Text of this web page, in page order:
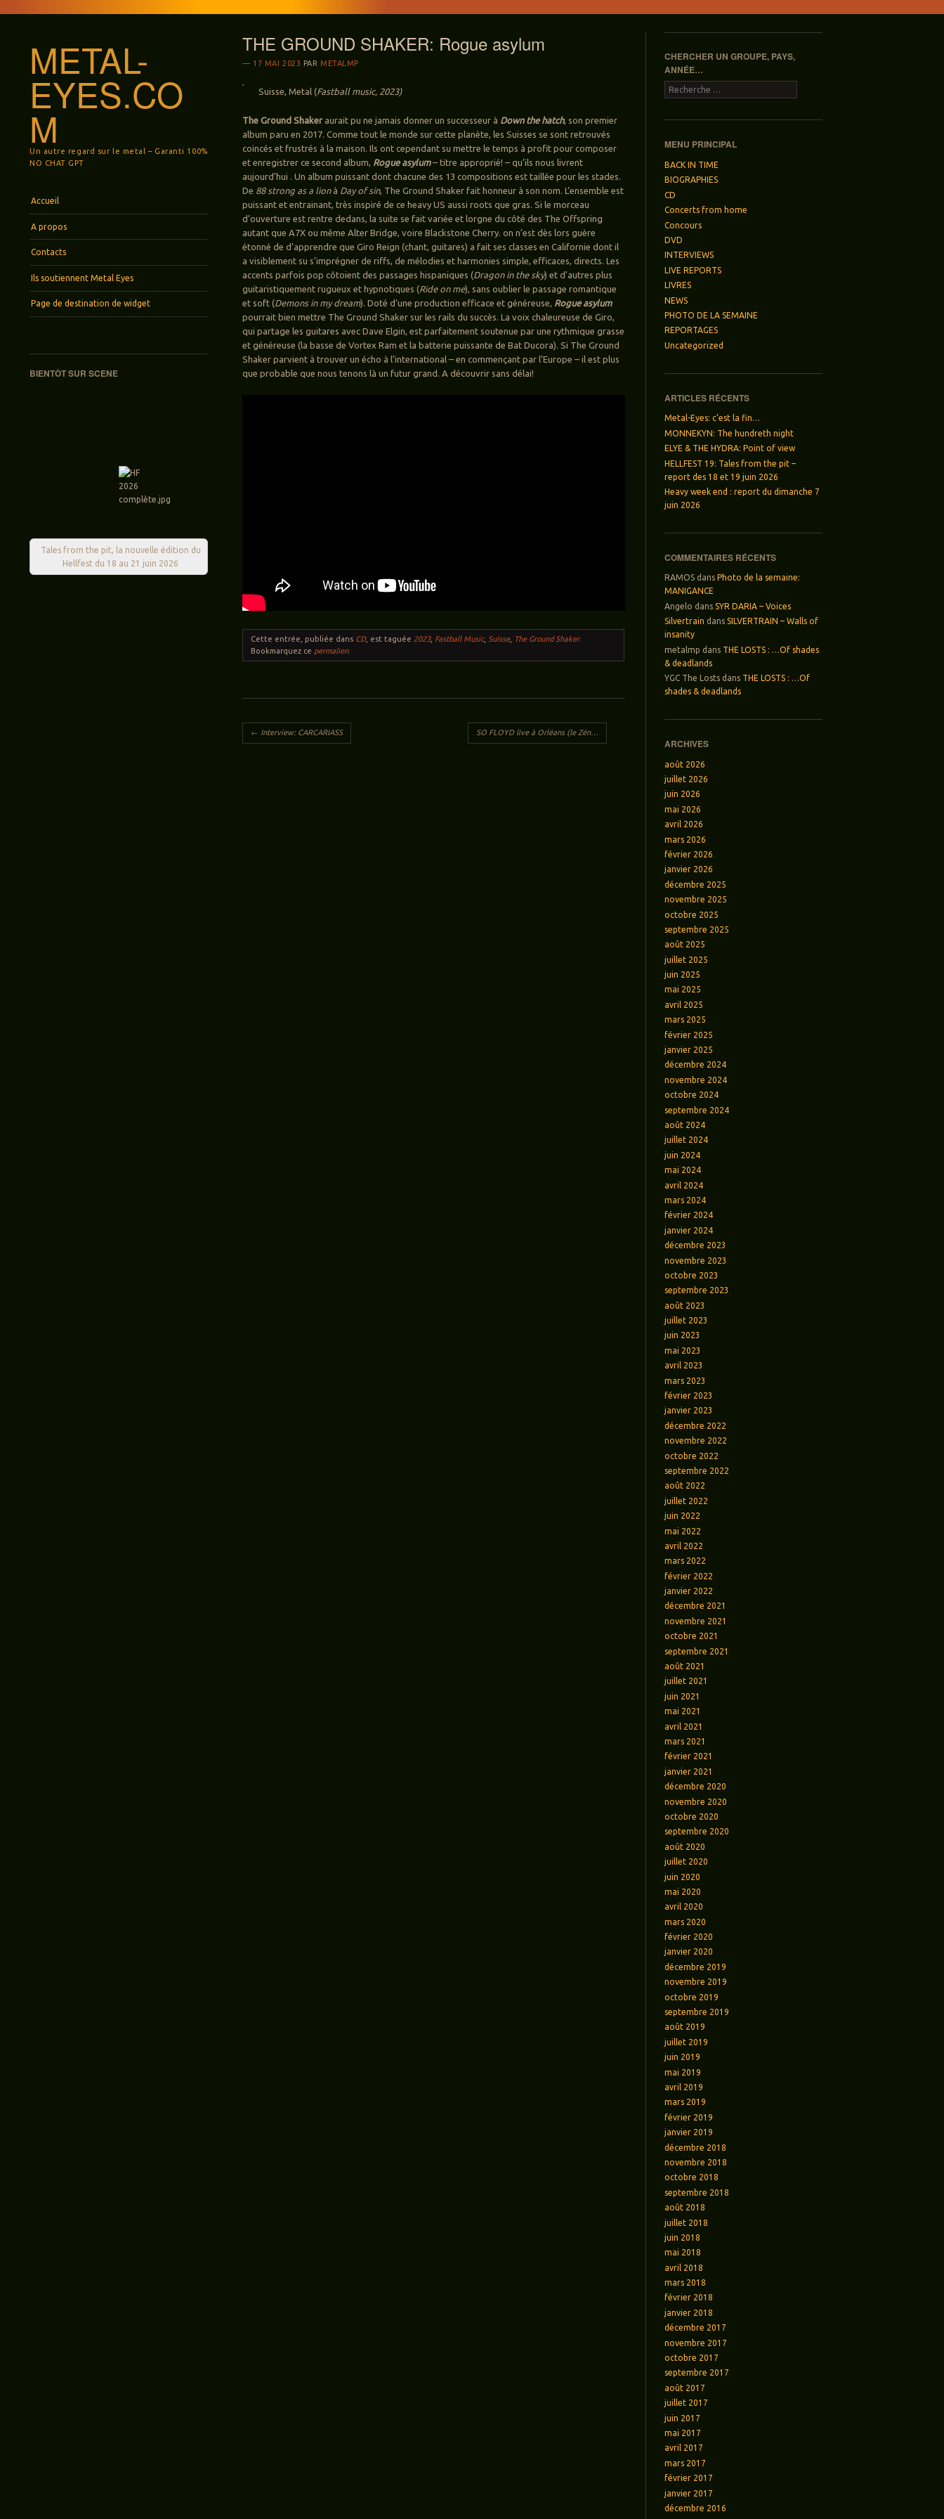
METAL-
EYES.CO
M
Un autre regard sur le metal – Garanti 100%
NO CHAT GPT
Aller au contenu principal
Accueil
A propos
Contacts
Ils soutiennent Metal Eyes
Page de destination de widget
BIENTÔT SUR SCENE
Tales from the pit, la nouvelle édition du
Hellfest du 18 au 21 juin 2026
THE GROUND SHAKER: Rogue asylum
17 MAI 2023 PAR METALMP
Suisse, Metal (Fastball music, 2023)
The Ground Shaker aurait pu ne jamais donner un successeur à Down the hatch, son premier
album paru en 2017. Comme tout le monde sur cette planète, les Suisses se sont retrouvés
coincés et frustrés à la maison. Ils ont cependant su mettre le temps à profit pour composer
et enregistrer ce second album, Rogue asylum– titre approprié! – qu’ils nous livrent
aujourd’hui . Un album puissant dont chacune des 13 compositions est taillée pour les stades.
De 88 strong as a lion à Day of sin, The Ground Shaker fait honneur à son nom. L’ensemble est
puissant et entrainant, très inspiré de ce heavy US aussi roots que gras. Si le morceau
d’ouverture est rentre dedans, la suite se fait variée et lorgne du côté des The Offspring
autant que A7X ou même Alter Bridge, voire Blackstone Cherry. on n’est dès lors guère
étonné de d’apprendre que Giro Reign (chant, guitares) a fait ses classes en Californie dont il
a visiblement su s’imprégner de riffs, de mélodies et harmonies simple, efficaces, directs. Les
accents parfois pop côtoient des passages hispaniques (Dragon in the sky) et d’autres plus
guitaristiquement rugueux et hypnotiques (Ride on me), sans oublier le passage romantique
et soft (Demons in my dream). Doté d’une production efficace et généreuse, Rogue asylum
pourrait bien mettre The Ground Shaker sur les rails du succès. La voix chaleureuse de Giro,
qui partage les guitares avec Dave Elgin, est parfaitement soutenue par une rythmique grasse
et généreuse (la basse de Vortex Ram et la batterie puissante de Bat Ducora). Si The Ground
Shaker parvient à trouver un écho à l’international – en commençant par l’Europe – il est plus
que probable que nous tenons là un futur grand. A découvrir sans délai!
Cette entrée, publiée dans CD, est taguée 2023, Fastball Music, Suisse, The Ground Shaker.
Bookmarquez ce permalien.
Navigation des articles
← Interview: CARCARIASS SO FLOYD live à Orléans (le Zénith, 14 mai 2023)
CHERCHER UN GROUPE, PAYS,
ANNÉE…
Recherche
MENU PRINCIPAL
BACK IN TIME
BIOGRAPHIES
CD
Concerts from home
Concours
DVD
INTERVIEWS
LIVE REPORTS
LIVRES
NEWS
PHOTO DE LA SEMAINE
REPORTAGES
Uncategorized
ARTICLES RÉCENTS
Metal-Eyes: c’est la fin…
MONNEKYN: The hundreth night
ELYE & THE HYDRA: Point of view
HELLFEST 19: Tales from the pit –
report des 18 et 19 juin 2026
Heavy week end : report du dimanche 7
juin 2026
COMMENTAIRES RÉCENTS
RAMOS dans Photo de la semaine:
MANIGANCE
Angelo dansSYR DARIA – Voices
Silvertrain dansSILVERTRAIN – Walls of
insanity
metalmp dans THE LOSTS : …Of shades
& deadlands
YGC The Losts dans THE LOSTS : …Of
shades & deadlands
ARCHIVES
août 2026
juillet 2026
juin 2026
mai 2026
avril 2026
mars 2026
février 2026
janvier 2026
décembre 2025
novembre 2025
octobre 2025
septembre 2025
août 2025
juillet 2025
juin 2025
mai 2025
avril 2025
mars 2025
février 2025
janvier 2025
décembre 2024
novembre 2024
octobre 2024
septembre 2024
août 2024
juillet 2024
juin 2024
mai 2024
avril 2024
mars 2024
février 2024
janvier 2024
décembre 2023
novembre 2023
octobre 2023
septembre 2023
août 2023
juillet 2023
juin 2023
mai 2023
avril 2023
mars 2023
février 2023
janvier 2023
décembre 2022
novembre 2022
octobre 2022
septembre 2022
août 2022
juillet 2022
juin 2022
mai 2022
avril 2022
mars 2022
février 2022
janvier 2022
décembre 2021
novembre 2021
octobre 2021
septembre 2021
août 2021
juillet 2021
juin 2021
mai 2021
avril 2021
mars 2021
février 2021
janvier 2021
décembre 2020
novembre 2020
octobre 2020
septembre 2020
août 2020
juillet 2020
juin 2020
mai 2020
avril 2020
mars 2020
février 2020
janvier 2020
décembre 2019
novembre 2019
octobre 2019
septembre 2019
août 2019
juillet 2019
juin 2019
mai 2019
avril 2019
mars 2019
février 2019
janvier 2019
décembre 2018
novembre 2018
octobre 2018
septembre 2018
août 2018
juillet 2018
juin 2018
mai 2018
avril 2018
mars 2018
février 2018
janvier 2018
décembre 2017
novembre 2017
octobre 2017
septembre 2017
août 2017
juillet 2017
juin 2017
mai 2017
avril 2017
mars 2017
février 2017
janvier 2017
décembre 2016